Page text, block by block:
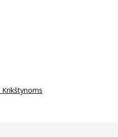
Krikštynoms